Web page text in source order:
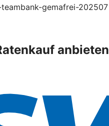
gemafrei-202507
anbieten